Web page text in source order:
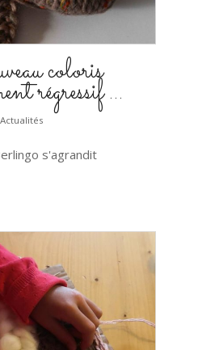
coloris
régressif …
Actualités
s'agrandit